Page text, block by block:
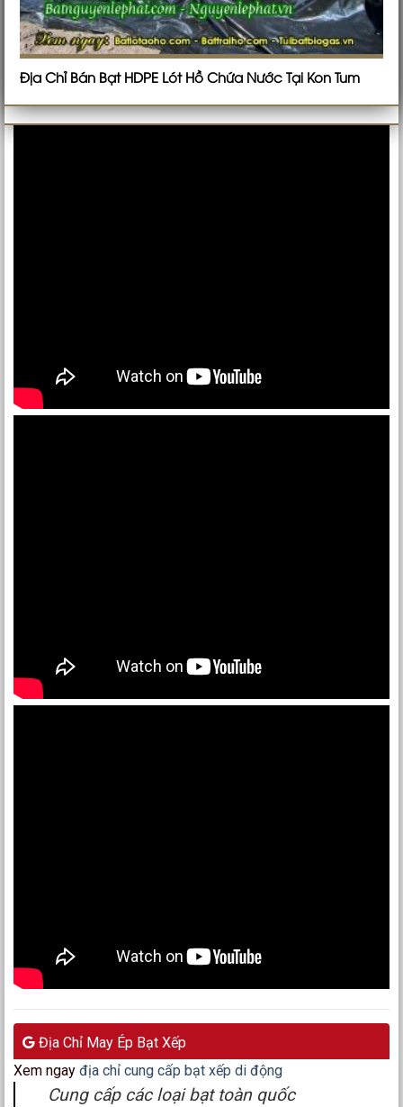
Địa Chỉ Bán Bạt HDPE Lót Hồ Chứa Nước Tại Kon Tum
Địa Chỉ May Ép Bạt Xếp
Xem ngay địa chỉ cung cấp bạt xếp di động
Cung cấp các loại bạt toàn quốc